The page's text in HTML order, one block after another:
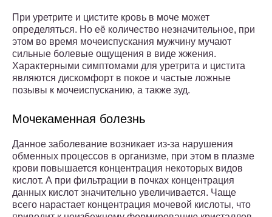
При уретрите и цистите кровь в моче может
определяться. Но её количество незначительное, при
этом во время мочеиспускания мужчину мучают
сильные болевые ощущения в виде жжения.
Характерными симптомами для уретрита и цистита
являются дискомфорт в покое и частые ложные
позывы к мочеиспусканию, а также зуд.
Мочекаменная болезнь
Данное заболевание возникает из-за нарушения
обменных процессов в организме, при этом в плазме
крови повышается концентрация некоторых видов
кислот. А при фильтрации в почках концентрация
данных кислот значительно увеличивается. Чаще
всего нарастает концентрация мочевой кислоты, что